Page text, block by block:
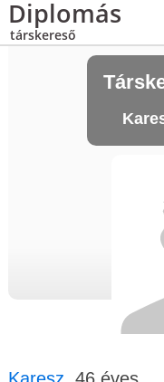
Diplomás
társkereső